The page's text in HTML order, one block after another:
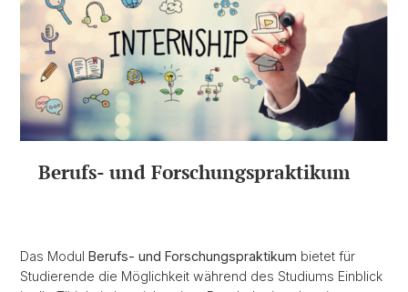
Berufs- und Forschungspraktikum
Das Modul Berufs- und Forschungspraktikum bietet für
Studierende die Möglichkeit während des Studiums Einblick